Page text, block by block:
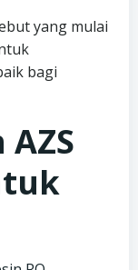
yang mulai
bagi